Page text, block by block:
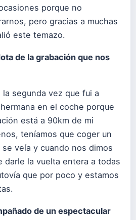
porque no
pero gracias a muchas
este temazo.
de la grabación que nos
segunda vez que fui a
en el coche porque
está a 90km de mi
teníamos que coger un
veía y cuando nos dimos
darle la vuelta entera a todas
que por poco y estamos
de un espectacular